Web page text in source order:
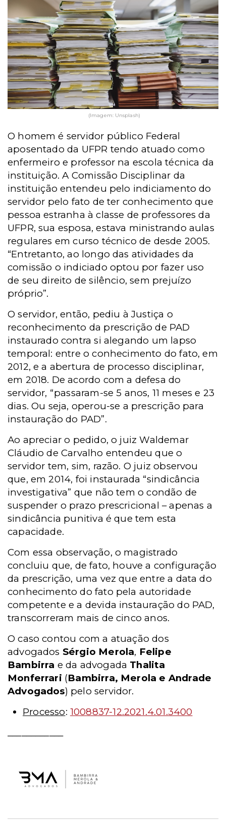
(Imagem: Unsplash)
O homem é servidor público Federal
aposentado da UFPR tendo atuado como
enfermeiro e professor na escola técnica da
instituição. A Comissão Disciplinar da
instituição entendeu pelo indiciamento do
servidor pelo fato de ter conhecimento que
pessoa estranha à classe de professores da
UFPR, sua esposa, estava ministrando aulas
regulares em curso técnico de desde 2005.
“Entretanto, ao longo das atividades da
comissão o indiciado optou por fazer uso
de seu direito de silêncio, sem prejuízo
próprio”.
O servidor, então, pediu à Justiça o
reconhecimento da prescrição de PAD
instaurado contra si alegando um lapso
temporal: entre o conhecimento do fato, em
2012, e a abertura de processo disciplinar,
em 2018. De acordo com a defesa do
servidor, “passaram-se 5 anos, 11 meses e 23
dias. Ou seja, operou-se a prescrição para
instauração do PAD”.
Ao apreciar o pedido, o juiz Waldemar
Cláudio de Carvalho entendeu que o
servidor tem, sim, razão. O juiz observou
que, em 2014, foi instaurada “sindicância
investigativa” que não tem o condão de
suspender o prazo prescricional – apenas a
sindicância punitiva é que tem esta
capacidade.
Com essa observação, o magistrado
concluiu que, de fato, houve a configuração
da prescrição, uma vez que entre a data do
conhecimento do fato pela autoridade
competente e a devida instauração do PAD,
transcorreram mais de cinco anos.
O caso contou com a atuação dos
advogados Sérgio Merola, Felipe
Bambirra e da advogada Thalita
Monferrari (Bambirra, Merola e Andrade
Advogados) pelo servidor.
Processo: 1008837-12.2021.4.01.3400